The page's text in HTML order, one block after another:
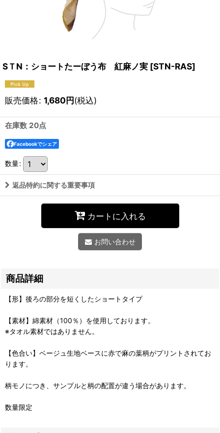
SＴN：ショートたーぼう布 紅麻ノ実 [STN-RAS]
販売価格: 1,680円(税込)
在庫数 20点
Facebookでシェア
数量:
返品特約に関する重要事項
カートに入れる
お問い合わせ
商品詳細
【形】後ろの部分を短くしたショートタイプ
【素材】綿素材（100％）を使用しております。
※タオル素材ではありません。
【色合い】ベージュ生地ベースに赤で麻の葉柄がプリントされてお
ります。
柄モノにつき、サンプルと柄の配置が違う場合があります。
数量限定